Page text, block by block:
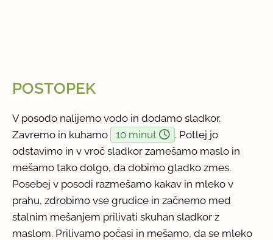
POSTOPEK
V posodo nalijemo vodo in dodamo sladkor.
Zavremo in kuhamo
10 minut
. Potlej jo
odstavimo in v vroč sladkor zamešamo maslo in
mešamo tako dolgo, da dobimo gladko zmes.
Posebej v posodi razmešamo kakav in mleko v
prahu, zdrobimo vse grudice in začnemo med
stalnim mešanjem prilivati skuhan sladkor z
maslom. Prilivamo počasi in mešamo, da se mleko